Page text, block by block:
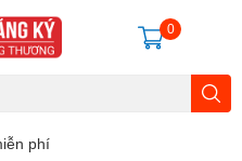
0
phí